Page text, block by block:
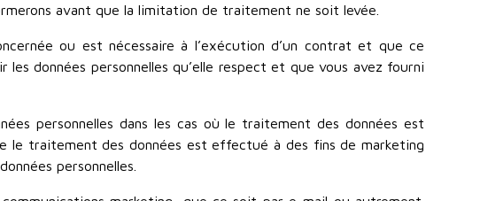
avant que la limitation de traitement ne soit levée.
ou est nécessaire à l’exécution d’un contrat et que ce
données personnelles qu’elle respect et que vous avez fourni
personnelles dans les cas où le traitement des données est
le traitement des données est effectué à des fins de marketing
personnelles.